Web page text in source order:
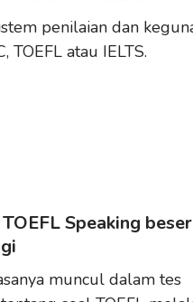
penilaian dan
TOEFL atau IELTS.
Speaking
muncul dalam tes